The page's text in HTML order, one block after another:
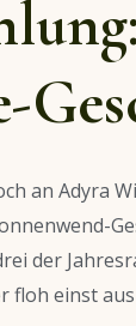
an Adyra
der
floh einst